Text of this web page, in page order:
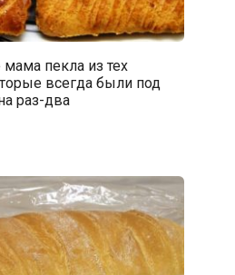
пекла из тех
всегда были под
раз-два